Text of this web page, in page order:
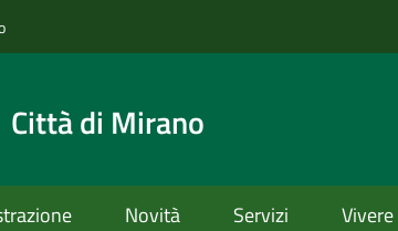
Città di Mirano
Novità Servizi